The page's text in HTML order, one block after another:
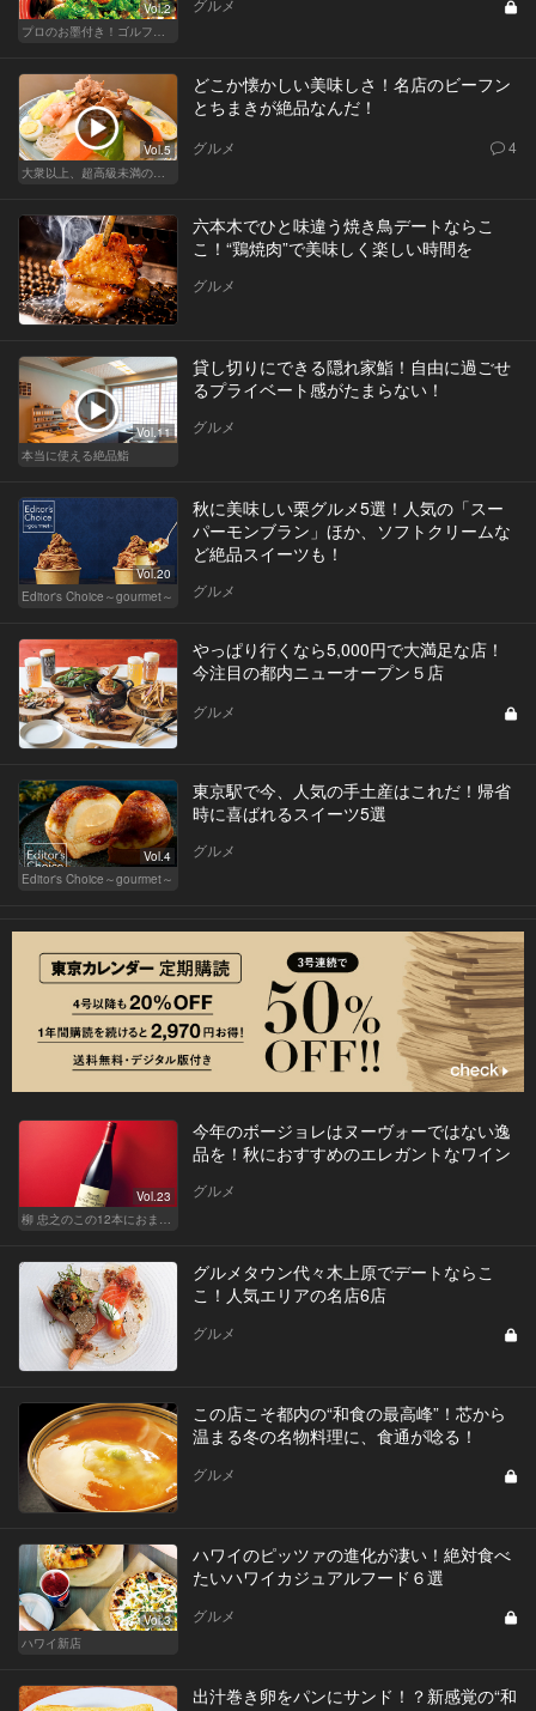
Vol.2
プロのお墨付き！ゴルフ帰りの絶品グルメ
Vol.5
大衆以上、超高級未満の絶品中華
どこか懐かしい美味しさ！名店のビーフン
とちまきが絶品なんだ！
グルメ 4
六本木でひと味違う焼き鳥デートならこ
こ！“鶏焼肉”で美味しく楽しい時間を
グルメ
Vol.11
本当に使える絶品鮨
貸し切りにできる隠れ家鮨！自由に過ごせ
るプライベート感がたまらない！
グルメ
Vol.20
Editor's Choice～gourmet～
秋に美味しい栗グルメ5選！人気の「スー
パーモンブラン」ほか、ソフトクリームな
ど絶品スイーツも！
グルメ
やっぱり行くなら5,000円で大満足な店！
今注目の都内ニューオープン５店
グルメ
Vol.4
Editor's Choice～gourmet～
東京駅で今、人気の手土産はこれだ！帰省
時に喜ばれるスイーツ5選
グルメ
Vol.23
柳 忠之のこの12本におまかせ
今年のボージョレはヌーヴォーではない逸
品を！秋におすすめのエレガントなワイン
グルメ
グルメタウン代々木上原でデートならこ
こ！人気エリアの名店6店
グルメ
この店こそ都内の“和食の最高峰”！芯から
温まる冬の名物料理に、食通が唸る！
グルメ
Vol.3
ハワイ新店
ハワイのピッツァの進化が凄い！絶対食べ
たいハワイカジュアルフード６選
グルメ
出汁巻き卵をパンにサンド！？新感覚の“和